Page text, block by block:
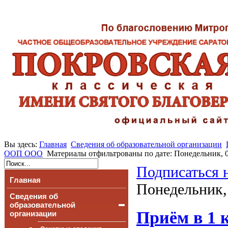
Вы здесь: Главная Сведения об образовательной организации
ООП ООО Материалы отфильтрованы по дате: Понедельник,
Главная
Сведения об
образовательной
организации
Подписаться
Приём в 1